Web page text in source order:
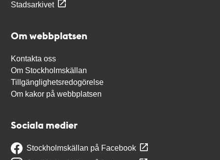
Stadsarkivet
Om webbplatsen
Kontakta oss
Om Stockholmskällan
Tillgänglighetsredogörelse
Om kakor på webbplatsen
Sociala medier
Stockholmskällan på Facebook